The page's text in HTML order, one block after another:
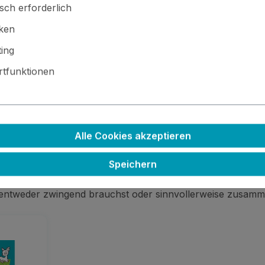
Bonbon
⚙️ Kleinteile / scharfe Kanten · 🚫🍴 Nicht essbar
zwingend brauchst oder sinnvollerweise
erforderlich
Alle Cookies akzeptieren
Speichern